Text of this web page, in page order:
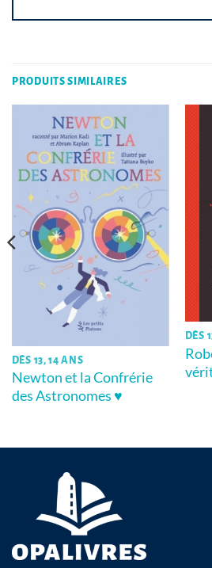
PRODUITS SIMILAIRES
DÈS 13, 14 ANS
Newton et la Confrérie
des Astronomes ♥
DÈS